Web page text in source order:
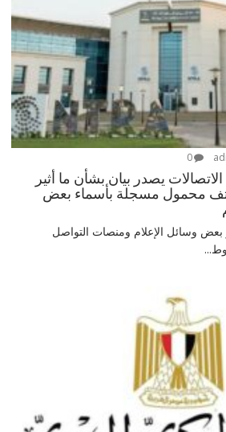
0
يصدر بيان بشأن ما أثير
محمول مسجلة بأسماء بعض
وسائل الإعلام ومنصات التواصل